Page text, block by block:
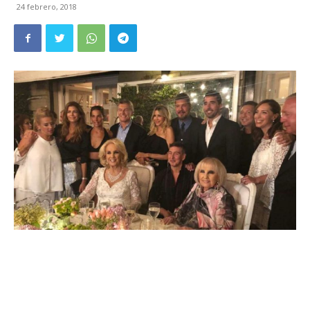
24 febrero, 2018